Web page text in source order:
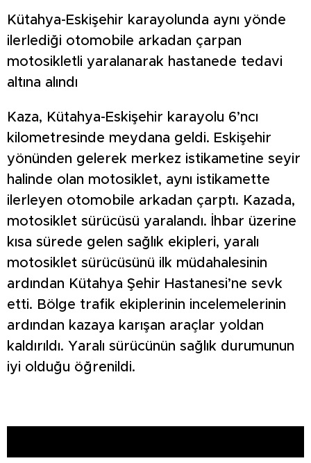
Kütahya-Eskişehir karayolunda aynı yönde
ilerlediği otomobile arkadan çarpan
motosikletli yaralanarak hastanede tedavi
altına alındı
Kaza, Kütahya-Eskişehir karayolu 6’ncı
kilometresinde meydana geldi. Eskişehir
yönünden gelerek merkez istikametine seyir
halinde olan motosiklet, aynı istikamette
ilerleyen otomobile arkadan çarptı. Kazada,
motosiklet sürücüsü yaralandı. İhbar üzerine
kısa sürede gelen sağlık ekipleri, yaralı
motosiklet sürücüsünü ilk müdahalesinin
ardından Kütahya Şehir Hastanesi’ne sevk
etti. Bölge trafik ekiplerinin incelemelerinin
ardından kazaya karışan araçlar yoldan
kaldırıldı. Yaralı sürücünün sağlık durumunun
iyi olduğu öğrenildi.